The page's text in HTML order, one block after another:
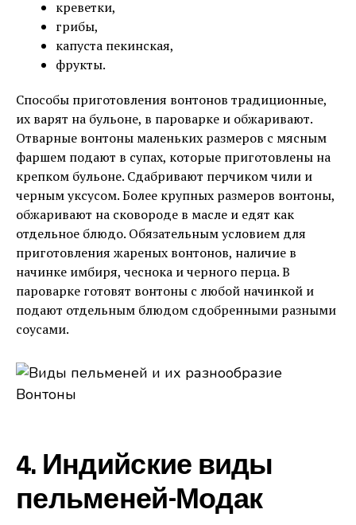
креветки,
грибы,
капуста пекинская,
фрукты.
Способы приготовления вонтонов традиционные,
их варят на бульоне, в пароварке и обжаривают.
Отварные вонтоны маленьких размеров с мясным
фаршем подают в супах, которые приготовлены на
крепком бульоне. Сдабривают перчиком чили и
черным уксусом. Более крупных размеров вонтоны,
обжаривают на сковороде в масле и едят как
отдельное блюдо. Обязательным условием для
приготовления жареных вонтонов, наличие в
начинке имбиря, чеснока и черного перца. В
пароварке готовят вонтоны с любой начинкой и
подают отдельным блюдом сдобренными разными
соусами.
4. Индийские виды
пельменей-Модак